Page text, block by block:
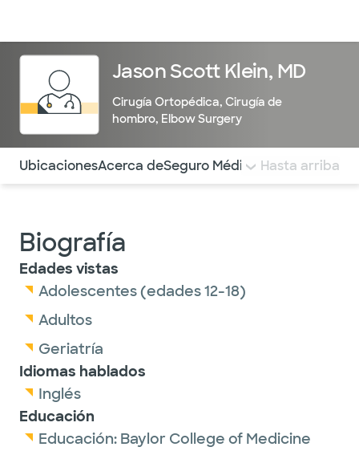
Jason Scott Klein, MD
Cirugía Ortopédica, Cirugía de
hombro, Elbow Surgery
Utilice esta navegación para saltar rápidamente a
UbicacionesAcerca deSeguro Médico COMENTARIOS
Hasta arriba
Biografía
Edades vistas
Adolescentes (edades 12-18)
Adultos
Geriatría
Idiomas hablados
Inglés
Educación
Educación: Baylor College of Medicine